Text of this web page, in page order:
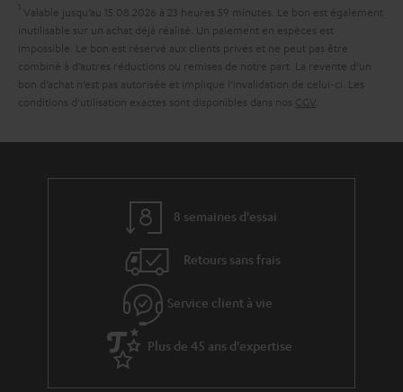
s
à
l
’
e
t
i
v
e
l
t
1 Valable jusqu’au 15.08.2026 à 23 heures 59 minutes.
Le bon est également
inutilisable sur un achat déjà réalisé. Un paiement en espèces est
impossible. Le bon est réservé aux clients privés et ne peut pas être
combiné à d’autres réductions ou remises de notre part. La revente d’un
bon d’achat n’est pas autorisée et implique l’invalidation de celui-ci. Les
conditions d’utilisation exactes sont disponibles dans nos CGV
8 semaines d'essai
Retours sans frais
Service client à vie
Plus de 45 ans d'expertise